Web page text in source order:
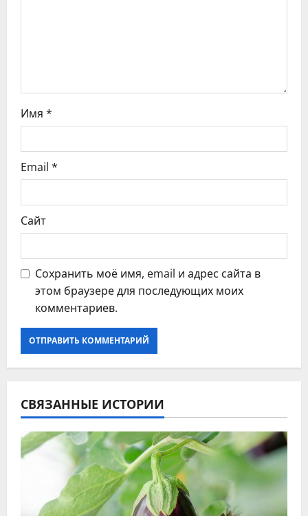
и
с
я
м
Имя *
Email *
Сайт
Сохранить моё имя, email и адрес сайта в
этом браузере для последующих моих
комментариев.
СВЯЗАННЫЕ ИСТОРИИ